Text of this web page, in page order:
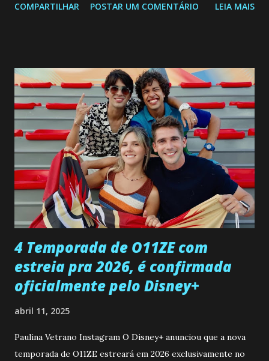
a Programação Semanal do SBT de 08/06/26 a 14/06/26
confessa a Gabriel que ele demonstrou ser o tipo de
pessoa que ela tanto desejou durante toda a vida. Camila
entra no quarto de Gabriel e imagina como seria o
encontro deles, quando conseguir seduzi-lo. Manuel avisa a
Paula sobre a suposta infidelidade de Gabriel com Joana.
Rogerio consegue se livrar de todas as suspeitas pelo
desaparecimento de Francisco, apontando que ele poderia
ter sido vítima da fúria de Gabriel. Artur informa a Gabriel
que a clínica inseminou por engano outra paciente, que está
...
COMPARTILHAR POSTAR UM COMENTÁRIO LEIA MAIS
4 Temporada de O11ZE com
estreia pra 2026, é confirmada
oficialmente pelo Disney+
abril 11, 2025
Paulina Vetrano Instagram O Disney+ anunciou que a nova
temporada de O11ZE estreará em 2026 exclusivamente no